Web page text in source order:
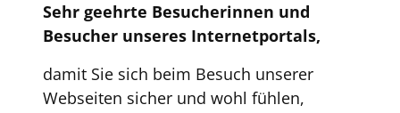
Sehr geehrte Besucherinnen und
Besucher unseres Internetportals,
damit Sie sich beim Besuch unserer
Webseiten sicher und wohl fühlen,